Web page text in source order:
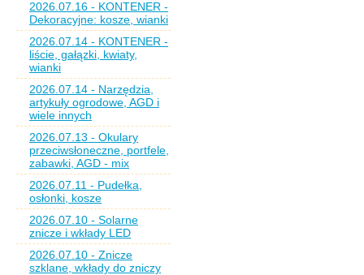
2026.07.16 - KONTENER -
Dekoracyjne: kosze, wianki
2026.07.14 - KONTENER -
liście, gałązki, kwiaty,
wianki
2026.07.14 - Narzędzia,
artykuły ogrodowe, AGD i
wiele innych
2026.07.13 - Okulary
przeciwsłoneczne, portfele,
zabawki, AGD - mix
2026.07.11 - Pudełka,
osłonki, kosze
2026.07.10 - Solarne
znicze i wkłady LED
2026.07.10 - Znicze
szklane, wkłady do zniczy